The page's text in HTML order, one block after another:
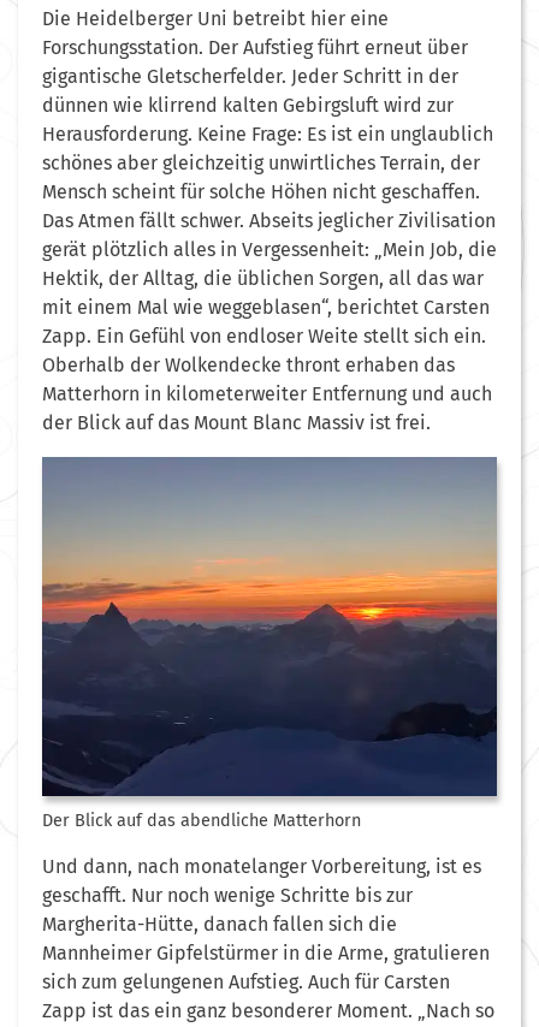
Die Heidelberger Uni betreibt hier eine
Forschungsstation. Der Aufstieg führt erneut über
gigantische Gletscherfelder. Jeder Schritt in der
dünnen wie klirrend kalten Gebirgsluft wird zur
Herausforderung. Keine Frage: Es ist ein unglaublich
schönes aber gleichzeitig unwirtliches Terrain, der
Mensch scheint für solche Höhen nicht geschaffen.
Das Atmen fällt schwer. Abseits jeglicher Zivilisation
gerät plötzlich alles in Vergessenheit: „Mein Job, die
Hektik, der Alltag, die üblichen Sorgen, all das war
mit einem Mal wie weggeblasen“, berichtet Carsten
Zapp. Ein Gefühl von endloser Weite stellt sich ein.
Oberhalb der Wolkendecke thront erhaben das
Matterhorn in kilometerweiter Entfernung und auch
der Blick auf das Mount Blanc Massiv ist frei.
Der Blick auf das abendliche Matterhorn
Und dann, nach monatelanger Vorbereitung, ist es
geschafft. Nur noch wenige Schritte bis zur
Margherita-Hütte, danach fallen sich die
Mannheimer Gipfelstürmer in die Arme, gratulieren
sich zum gelungenen Aufstieg. Auch für Carsten
Zapp ist das ein ganz besonderer Moment. „Nach so